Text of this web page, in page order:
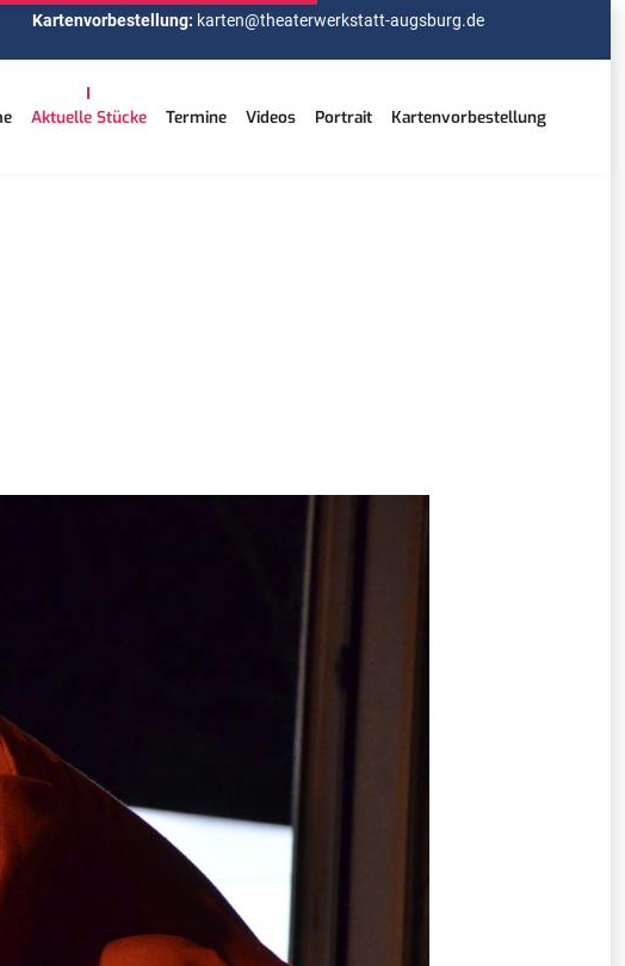
Kartenvorbestellung: karten@theaterwerkstatt-augsburg.de
Aktuelle Stücke Termine Videos Portrait Kartenvorbestellung